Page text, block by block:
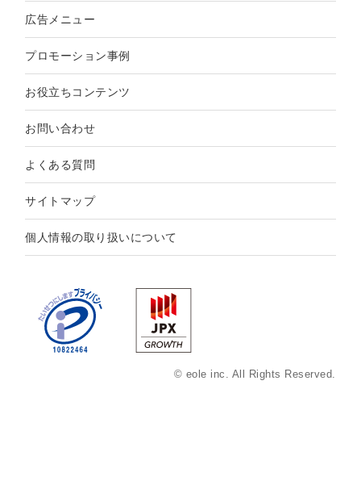
広告メニュー
プロモーション事例
お役立ちコンテンツ
お問い合わせ
よくある質問
サイトマップ
個人情報の取り扱いについて
© eole inc. All Rights Reserved.